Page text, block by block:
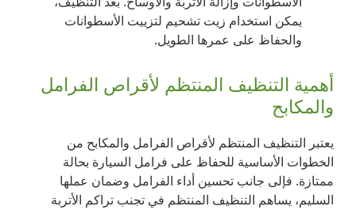
يمكن استخدام زيت تشحيم لتزييت الأسطوانات
والحفاظ على عمرها الطويل.
أهمية التنظيف المنتظم لأقراص الفرامل
والمكابح
يعتبر التنظيف المنتظم لأقراص الفرامل والمكابح من
الخطوات الأساسية للحفاظ على فرامل السيارة بحالة
ممتازة. فإلى جانب تحسين أداء الفرامل وضمان عملها
السليم، يساهم التنظيف المنتظم في تجنب تراكم الأتربة